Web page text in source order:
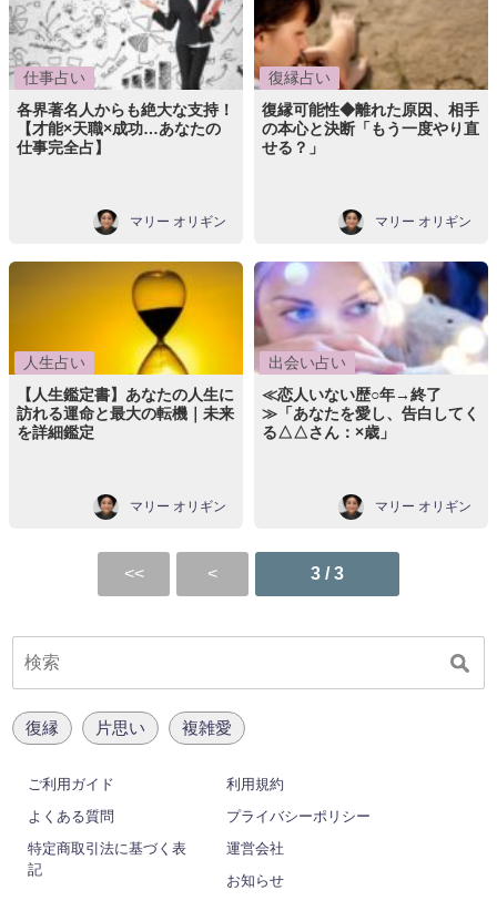
仕事占い
各界著名人からも絶大な支持！
【才能×天職×成功…あなたの
仕事完全占】
マリー オリギン
復縁占い
復縁可能性◆離れた原因、相手
の本心と決断「もう一度やり直
せる？」
マリー オリギン
人生占い
【人生鑑定書】あなたの人生に
訪れる運命と最大の転機｜未来
を詳細鑑定
マリー オリギン
出会い占い
≪恋人いない歴○年→終了
≫「あなたを愛し、告白してく
る△△さん：×歳」
マリー オリギン
3 / 3
復縁 片思い 複雑愛
ご利用ガイド
利用規約
よくある質問
プライバシーポリシー
特定商取引法に基づく表
記
運営会社
お知らせ